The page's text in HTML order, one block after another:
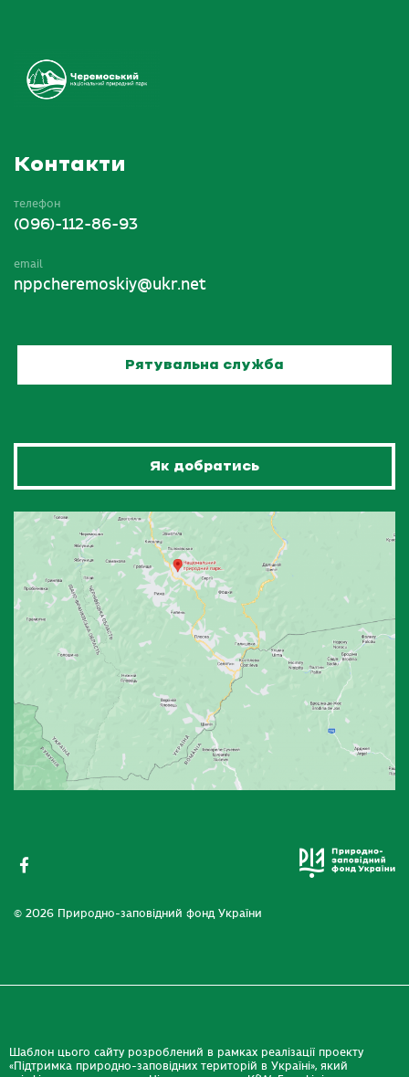
Контакти
телефон
(096)-112-86-93
email
nppcheremoskiy@ukr.net
Рятувальна служба
Як добратись
© 2026 Природно-заповідний фонд України
Шаблон цього сайту розроблений в рамках реалізації проекту
«Підтримка природно-заповідних територій в Україні», який